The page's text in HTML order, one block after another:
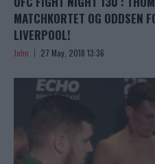
MATCHKORTET OG ODDSEN
LIVERPOOL!
John 27 May, 2018 13:36